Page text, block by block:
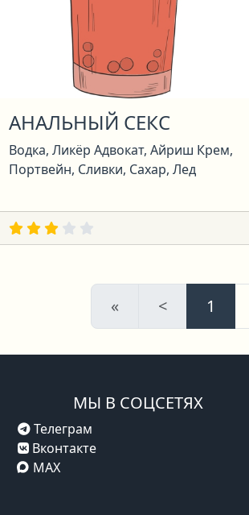
АНАЛЬНЫЙ СЕКС
Водка, Ликёр Адвокат, Айриш Крем,
Портвейн, Сливки, Сахар, Лед
«Первая
< 1
МЫ В СОЦСЕТЯХ
Телеграм
Вконтакте
MAX